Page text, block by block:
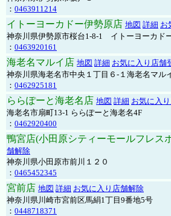
： 0463911214
イトーヨーカドー伊勢原店 地図 詳細 お
神奈川県伊勢原市桜台1-8-1 イトーヨーカド
： 0463920161
海老名マルイ店 地図 詳細 お気に入り店舗
神奈川県海老名市中央１丁目６-１海老名マル
： 0462925181
ららぽーと海老名店 地図 詳細 お気に入
海老名市扇町13-1 ららぽーと海老名4F
： 0462920400
鴨宮店(小田原シティーモールフレス
舗解除
神奈川県小田原市前川１２０
： 0465452345
宮前店 地図 詳細 お気に入り店舗解除
神奈川県川崎市宮前区馬絹1丁目9番地5号
： 0448718371